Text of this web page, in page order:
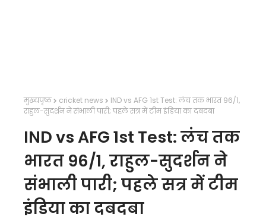
मुख्यपृष्ठ cricket news
IND vs AFG 1st Test: लंच तक भारत 96/1,
राहुल-सुदर्शन ने संभाली पारी; पहले सत्र में टीम इंडिया का दबदबा
IND vs AFG 1st Test: लंच तक
भारत 96/1, राहुल-सुदर्शन ने
संभाली पारी; पहले सत्र में टीम
इंडिया का दबदबा